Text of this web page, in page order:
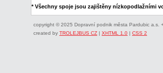
* Všechny spoje jsou zajištěny nízkopodlažními
copyright © 2025 Dopravní podnik města Pardubic a.s.
created by TROLEJBUS CZ | XHTML 1.0 | CSS 2